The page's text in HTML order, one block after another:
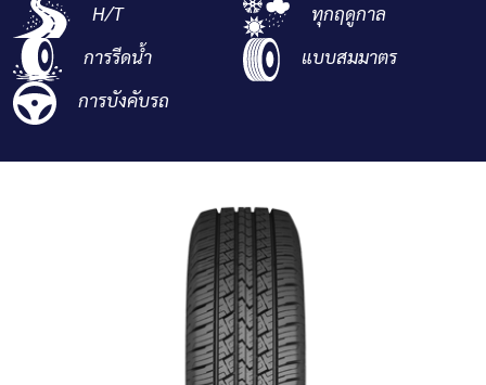
ค้นหายาง
H/T
ทุกฤดูกาล
การรีดน้ำ
แบบสมมาตร
การบังคับรถ